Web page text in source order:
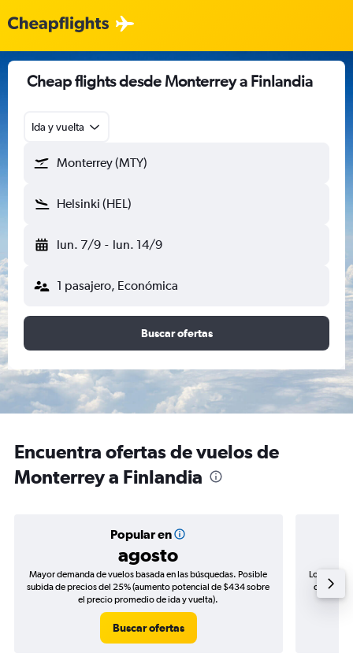
Cheap flights desde Monterrey a Finlandia
Ida y vuelta
Monterrey (MTY)
Helsinki (HEL)
lun. 7/9 - lun. 14/9
1 pasajero, Económica
Buscar ofertas
Encuentra ofertas de vuelos de
Monterrey a Finlandia
Popular en
agosto
Mayor demanda de vuelos basada en las búsquedas. Posible
subida de precios del 25% (aumento potencial de $434 sobre
el precio promedio de ida y vuelta).
Buscar ofertas
Los
de